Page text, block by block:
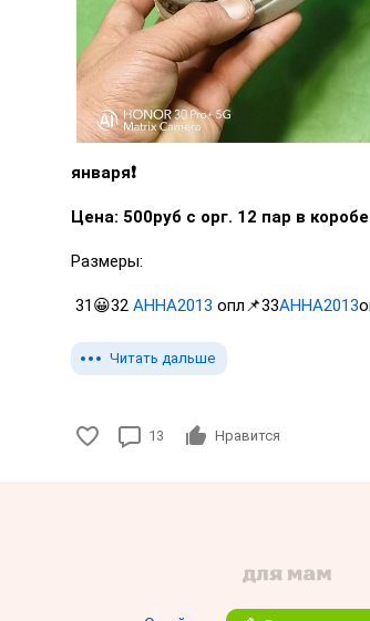
января❗
Цена: 500руб с орг. 12 пар в коробе
Размеры:
31😀32 АННА2013 опл📌33АННА2013
Читать дальше
13 Нравится